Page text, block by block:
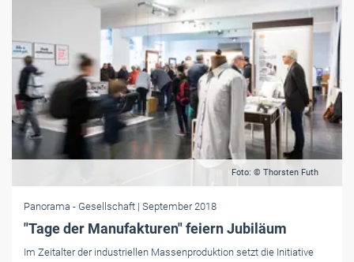
Foto: © Thorsten Futh
Panorama - Gesellschaft | September 2018
"Tage der Manufakturen" feiern Jubiläum
Im Zeitalter der industriellen Massenproduktion setzt die Initiative